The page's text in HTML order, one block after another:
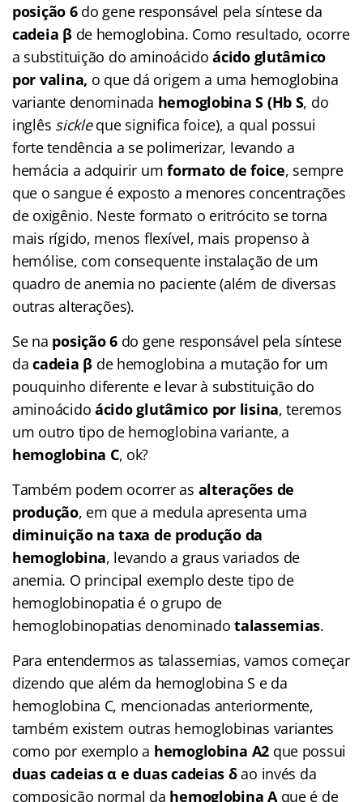
posição 6do gene responsável pela síntese da
cadeia βde hemoglobina. Como resultado, ocorre
a substituição do aminoácidoácido glutâmico
por valina, o que dá origem a uma hemoglobina
variante denominada hemoglobina S (Hb S, do
inglês sickleque significa foice), a qual possui
forte tendência a se polimerizar, levando a
hemácia a adquirir umformato de foice, sempre
que o sangue é exposto a menores concentrações
de oxigênio. Neste formato o eritrócito se torna
mais rígido, menos flexível, mais propenso à
hemólise, com consequente instalação de um
quadro de anemia no paciente (além de diversas
outras alterações).
Se na posição 6do gene responsável pela síntese
dacadeia β de hemoglobina a mutação for um
pouquinho diferente e levar à substituição do
aminoácidoácido glutâmico por lisina, teremos
um outro tipo de hemoglobina variante, a
hemoglobina C, ok?
Também podem ocorrer as alterações de
produção, em que a medula apresenta uma
diminuição na taxa de produção da
hemoglobina, levando a graus variados de
anemia. O principal exemplo deste tipo de
hemoglobinopatia é o grupo de
hemoglobinopatias denominadotalassemias.
Para entendermos as talassemias, vamos começar
dizendo que além da hemoglobina S e da
hemoglobina C, mencionadas anteriormente,
também existem outras hemoglobinas variantes
como por exemplo a hemoglobina A2 que possui
duas cadeias α e duas cadeias δao invés da
composição normal da hemoglobina A que é de